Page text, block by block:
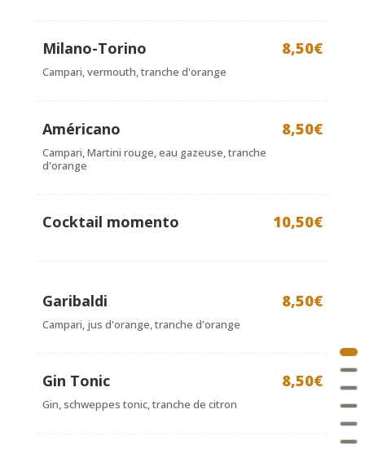
Milano-Torino 8,50€
Campari, vermouth, tranche d'orange
Américano 8,50€
Campari, Martini rouge, eau gazeuse, tranche
d'orange
Cocktail momento 10,50€
Garibaldi 8,50€
Campari, jus d'orange, tranche d'orange
Gin Tonic 8,50€
Gin, schweppes tonic, tranche de citron